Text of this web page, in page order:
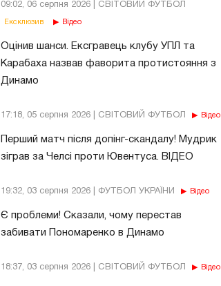
09:02, 06 серпня 2026 | СВІТОВИЙ ФУТБОЛ
Ексклюзив Відео
Оцінив шанси. Ексгравець клубу УПЛ та
Карабаха назвав фаворита протистояння з
Динамо
17:18, 05 серпня 2026 | СВІТОВИЙ ФУТБОЛ Відео
Перший матч після допінг-скандалу! Мудрик
зіграв за Челсі проти Ювентуса. ВІДЕО
19:32, 03 серпня 2026 | ФУТБОЛ УКРАЇНИ Відео
Є проблеми! Сказали, чому перестав
забивати Пономаренко в Динамо
18:37, 03 серпня 2026 | СВІТОВИЙ ФУТБОЛ Відео